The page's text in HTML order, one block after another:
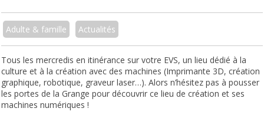
Adulte & famille Actualités
Tous les mercredis en itinérance sur votre EVS, un lieu dédié à la
culture et à la création avec des machines (Imprimante 3D, création
graphique, robotique, graveur laser…). Alors n’hésitez pas à pousser
les portes de la Grange pour découvrir ce lieu de création et ses
machines numériques !